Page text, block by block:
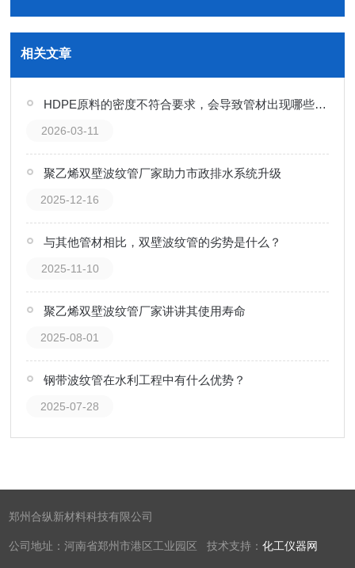
相关文章
HDPE原料的密度不符合要求，会导致管材出现哪些质量缺陷？
2026-03-11
聚乙烯双壁波纹管厂家助力市政排水系统升级
2025-12-16
与其他管材相比，双壁波纹管的劣势是什么？
2025-11-10
聚乙烯双壁波纹管厂家讲讲其使用寿命
2025-08-01
钢带波纹管在水利工程中有什么优势？
2025-07-28
郑州合纵新材料科技有限公司
公司地址：河南省郑州市港区工业园区 技术支持：化工仪器网